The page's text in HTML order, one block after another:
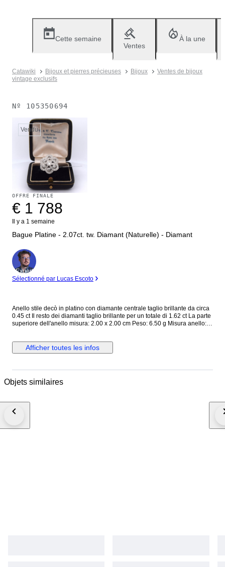
Cette semaine
Ventes
À la une
Catawiki Bijoux et pierres précieuses Bijoux
Ventes de bijoux
vintage exclusifs
Nº 105350694
Vendu
OFFRE FINALE
€ 1 788
Il y a 1 semaine
Bague Platine - 2.07ct. tw. Diamant (Naturelle) - Diamant
Expert
Sélectionné par Lucas Escoto
Anello stile decò in platino con diamante centrale taglio brillante da circa
0.45 ct Il resto dei diamanti taglio brillante per un totale di 1.62 ct La parte
superiore dell'anello misura: 2.00 x 2.00 cm Peso: 6.50 g Misura anello:
tenere conto dell'IVA e dei dazi doganali che devono pagare. Dogana e
tasse: il tuo paese di residenza potrebbe imporre dazi doganali e tasse
paese di residenza se sono applicabili tasse o dazi d'importazione. Non
l'importazione di gioielli nel vostro paese di residenza Campanile Gioielli
Afficher toutes les infos
Objets similaires